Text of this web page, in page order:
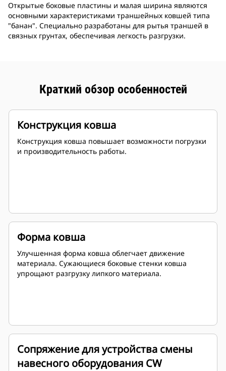
Открытые боковые пластины и малая ширина являются
основными характеристиками траншейных ковшей типа
"банан". Специально разработаны для рытья траншей в
связных грунтах, обеспечивая легкость разгрузки.
Краткий обзор особенностей
Конструкция ковша
Конструкция ковша повышает возможности погрузки
и производительность работы.
Форма ковша
Улучшенная форма ковша облегчает движение
материала. Сужающиеся боковые стенки ковша
упрощают разгрузку липкого материала.
Сопряжение для устройства смены
навесного оборудования CW